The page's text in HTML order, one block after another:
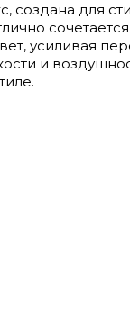
для
усиливая
и